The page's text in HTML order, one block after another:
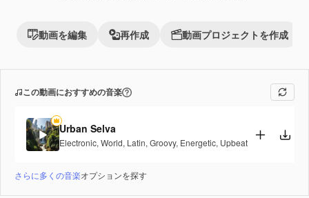
動画を編集 再作成 動画プロジェクトを作成
この動画におすすめの音楽
Urban Selva
Electronic, World, Latin, Groovy, Energetic, Upbeat
さらに多くの音楽オプションを探す